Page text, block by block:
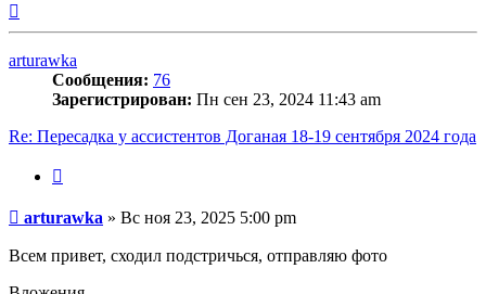
arturawka
Сообщения: 76
Зарегистрирован: Пн сен 23, 2024 11:43 am
Re: Пересадка у ассистентов Доганая 18-19 сентября 2024 года
Сообщение
arturawka » Вс ноя 23, 2025 5:00 pm
Всем привет, сходил подстричься, отправляю фото